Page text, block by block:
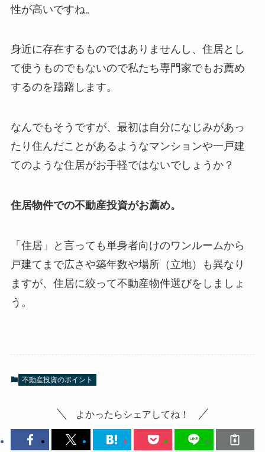
性が高いですね。
身近に存在するものではありませんし、住居とし
て使うものでもないので私たち専門家でもお薦め
するのを躊躇します。
なんでもそうですが、最初は自分になじみがあっ
たり住んだことがあるようなマンションや一戸建
てのような住居がお手軽ではないでしょうか？
住居物件での不動産投資がお薦め。
「住居」と言っても単身者向けのワンルームから
戸建てまで広さや築年数や場所（立地）も異なり
ますが、住居に絞って不動産物件選びをしましょ
う。
不動産投資のポイント
よかったらシェアしてね！